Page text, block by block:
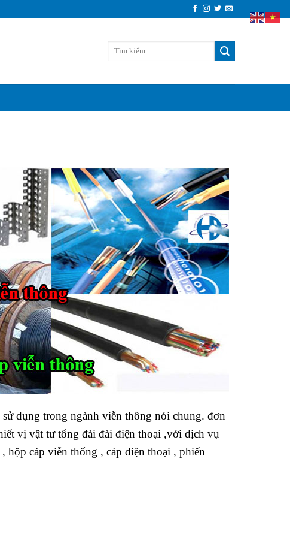
dụng trong ngành viễn thông nói chung. đơn
vị vật tư tổng đài đài điện thoại ,với dịch vụ
hộp cáp viễn thống , cáp điện thoại , phiến